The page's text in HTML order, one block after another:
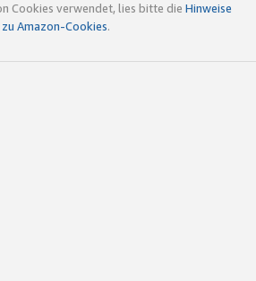
Cookies verwendet, lies bitte die Hinweise
zu Amazon-Cookies.